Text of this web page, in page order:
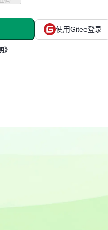
使用Gitee登录
》